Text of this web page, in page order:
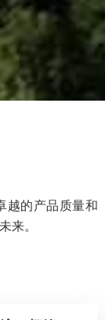
越的产品质量和
来。